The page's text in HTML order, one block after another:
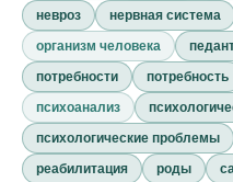
невроз
нервная система
организм человека
потребности
потребность
психоанализ
психологические проблемы
реабилитация
роды